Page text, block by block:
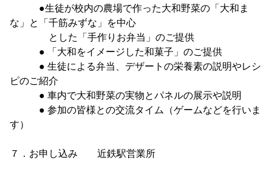
●生徒が校内の農場で作った大和野菜の「大和ま
な」と「千筋みずな」を中心
とした「手作りお弁当」のご提供
● 「大和をイメージした和菓子」のご提供
● 生徒による弁当、デザートの栄養素の説明やレシ
ピのご紹介
● 車内で大和野菜の実物とパネルの展示や説明
● 参加の皆様との交流タイム（ゲームなどを行いま
す）
７．お申し込み 近鉄駅営業所